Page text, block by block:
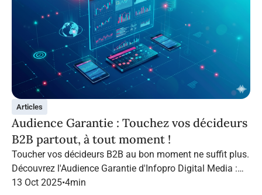
Articles
Audience Garantie : Touchez vos décideurs
B2B partout, à tout moment !
Toucher vos décideurs B2B au bon moment ne suffit plus.
Découvrez l'Audience Garantie d'Infopro Digital Media :
suivez vos cibles tout au long de leur navigation, quel que
13 Oct 2025•4min